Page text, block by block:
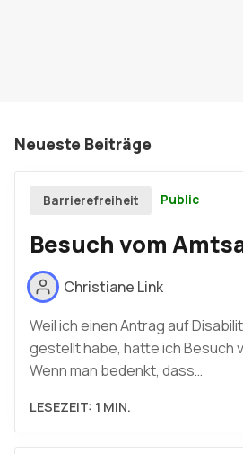
Neueste Beiträge
Barrierefreiheit Public
Besuch vom
Christiane Link
Weil ich einen Antrag auf
gestellt habe, hatte ich Besuch
Wenn man bedenkt, dass…
LESEZEIT: 1 MIN.